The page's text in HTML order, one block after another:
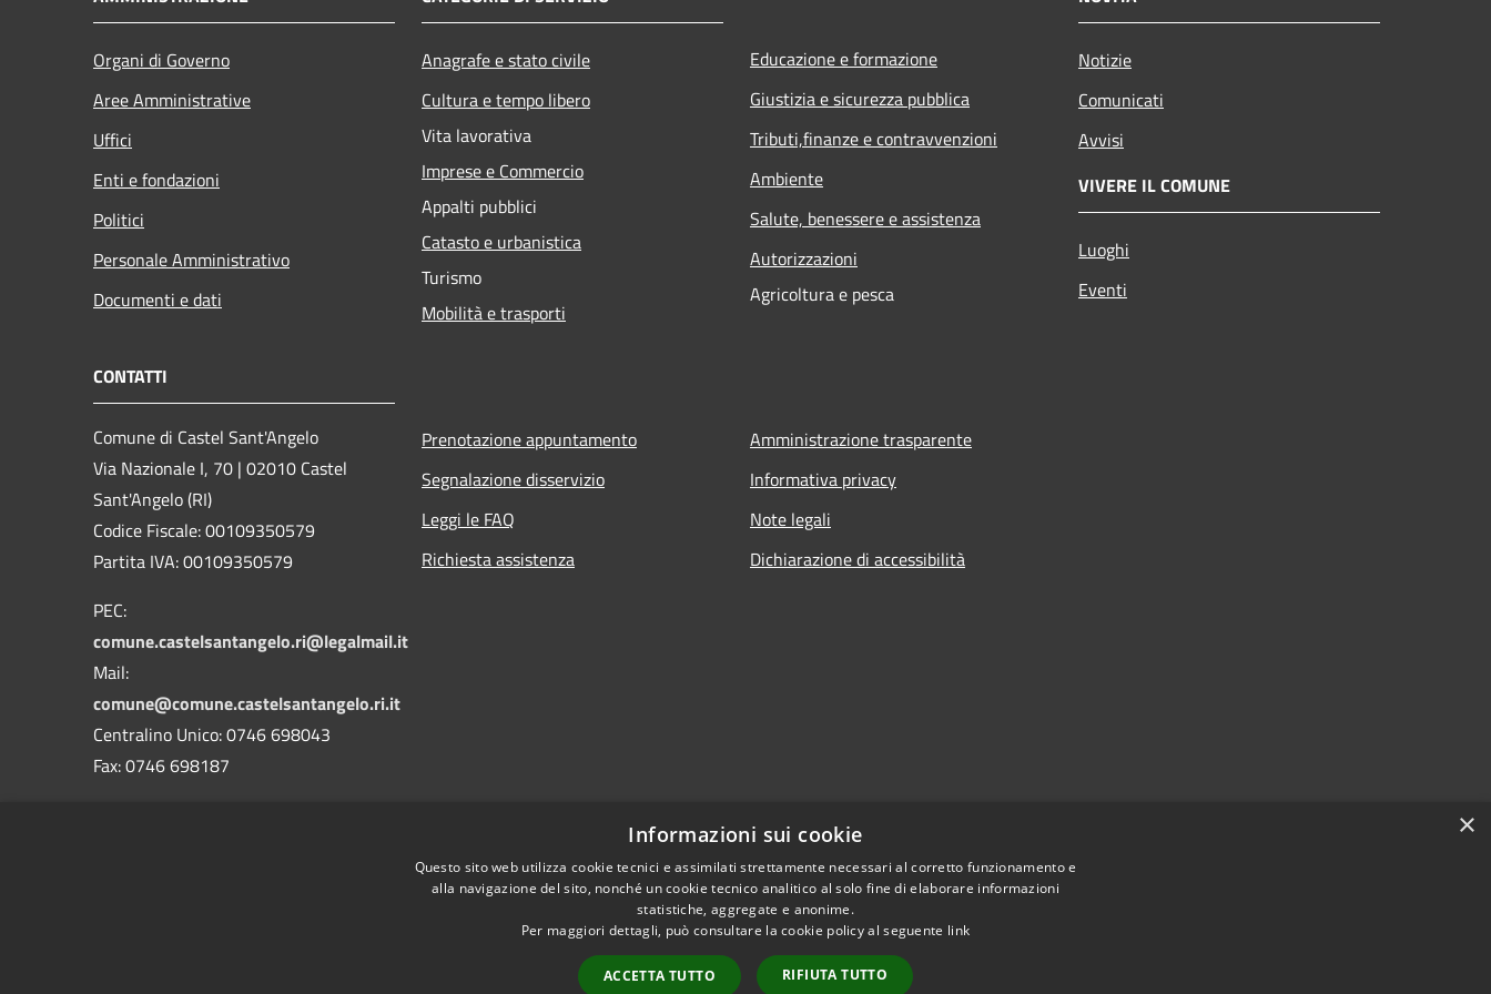
Organi di Governo
Aree Amministrative
Uffici
Enti e fondazioni
Politici
Personale Amministrativo
Documenti e dati
Anagrafe e stato civile
Cultura e tempo libero
Vita lavorativa
Imprese e Commercio
Appalti pubblici
Catasto e urbanistica
Turismo
Mobilità e trasporti
Educazione e formazione
Giustizia e sicurezza pubblica
Tributi,finanze e contravvenzioni
Ambiente
Salute, benessere e assistenza
Autorizzazioni
Agricoltura e pesca
Notizie
Comunicati
Avvisi
VIVERE IL COMUNE
Luoghi
Eventi
CONTATTI
Comune di Castel Sant'Angelo
Via Nazionale I, 70 | 02010 Castel
Sant'Angelo (RI)
Codice Fiscale: 00109350579
Partita IVA: 00109350579
PEC:
comune.castelsantangelo.ri@legalmail.it
Mail:
comune@comune.castelsantangelo.ri.it
Centralino Unico: 0746 698043
Fax: 0746 698187
Prenotazione appuntamento
Segnalazione disservizio
Leggi le FAQ
Richiesta assistenza
Amministrazione trasparente
Informativa privacy
Note legali
Dichiarazione di accessibilità
×
Informazioni sui cookie
Questo sito web utilizza cookie tecnici e assimilati strettamente necessari al corretto funzionamento e
alla navigazione del sito, nonché un cookie tecnico analitico al solo fine di elaborare informazioni
statistiche, aggregate e anonime.
Per maggiori dettagli, può consultare la cookie policy al seguente link
ACCETTA TUTTO RIFIUTA TUTTO